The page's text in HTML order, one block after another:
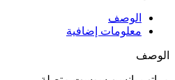
الوصف
معلومات إضافية
الوصف